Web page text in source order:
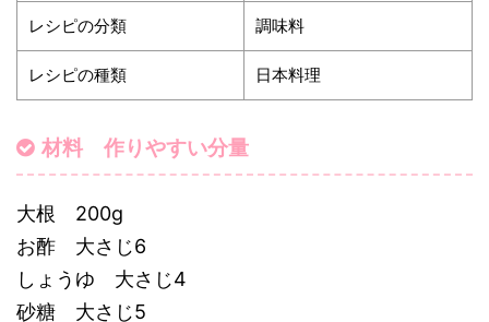
レシピの分類 調味料
レシピの種類 日本料理
材料 作りやすい分量
大根 200g
お酢 大さじ6
しょうゆ 大さじ4
砂糖 大さじ5